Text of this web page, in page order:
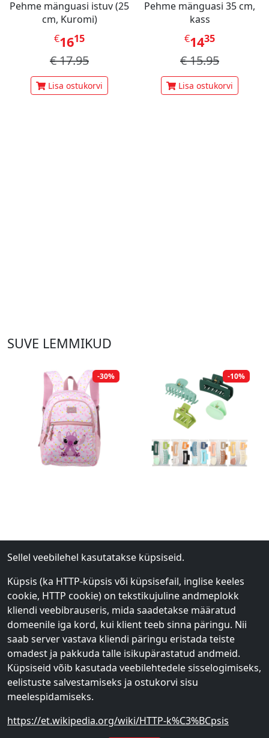
Pehme mänguasi istuv (25
cm, Kuromi)
€1615
€17.95
Lisa ostukorvi
Pehme mänguasi 35 cm,
kass
€1435
€15.95
Lisa ostukorvi
SUVE LEMMIKUD
-30% -10%
Sellel veebilehel kasutatakse küpsiseid.
Küpsis (ka HTTP-küpsis või küpsisefail, inglise keeles
cookie, HTTP cookie) on tekstikujuline andmeplokk
kliendi veebibrauseris, mida saadetakse määratud
domeenile iga kord, kui klient teeb sinna päringu. Nii
saab server vastava kliendi päringu eristada teiste
omadest ja pakkuda talle isikupärastatud andmeid.
Küpsiseid võib kasutada veebilehtedele sisselogimiseks,
eelistuste salvestamiseks ja ostukorvi sisu
meelespidamiseks.
https://et.wikipedia.org/wiki/HTTP-k%C3%BCpsis